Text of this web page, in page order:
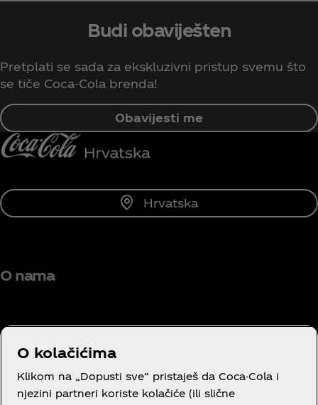
Budi obaviješten
Pretplati se sada za ekskluzivni pristup svemu što
se tiče Coca‑Cola brenda!
Obavijesti me
Hrvatska
O nama
Trebaš pomoć?
O kolačićima
Klikom na „Dopusti sve“ pristaješ da Coca-Cola i
njezini partneri koriste kolačiće (ili slične